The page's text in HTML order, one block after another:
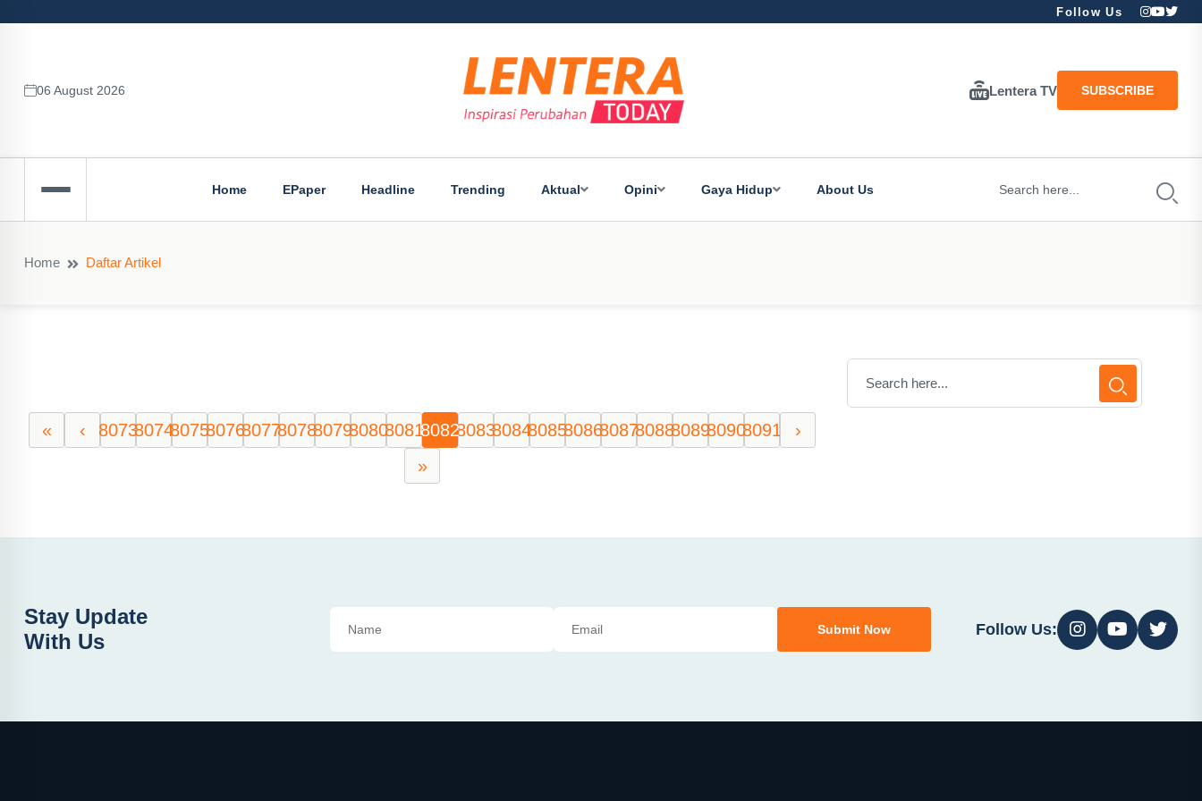
Follow Us
06 August 2026 Lentera TV SUBSCRIBE
Home EPaper Headline Trending Aktual Opini Gaya Hidup About Us
Home Daftar Artikel
« ‹ 8073807480758076807780788079808080818082808380848085808680878088808980908091
›
»
Stay Update
With Us
Submit Now Follow Us: